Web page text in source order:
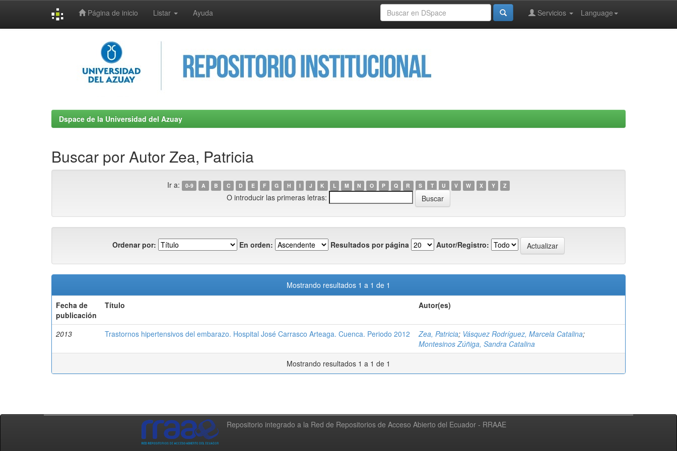
Página de inicio Listar Ayuda Language
Servicios
Dspace de la Universidad del Azuay
Buscar por Autor Zea, Patricia
Ir a: 0-9 A B C D E F G H I J K L M N O P Q R S T U V W X Y Z
O introducir las primeras letras:
Ordenar por: En orden: Resultados por página Autor/Registro:
Mostrando resultados 1 a 1 de 1
Fecha de
publicación
Título Autor(es)
2013 Trastornos hipertensivos del embarazo. Hospital José Carrasco Arteaga. Cuenca. Periodo 2012 Zea, Patricia; Vásquez Rodríguez, Marcela Catalina;
Montesinos Zúñiga, Sandra Catalina
Mostrando resultados 1 a 1 de 1
Repositorio integrado a la Red de Repositorios de Acceso Abierto del Ecuador - RRAAE